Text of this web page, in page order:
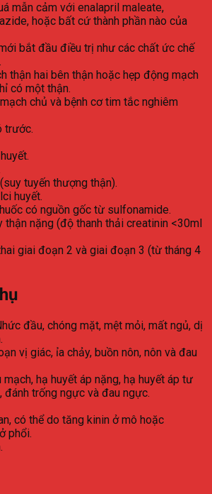
mẫn cảm với enalapril maleate,
hoặc bất cứ thành phần nào của
bắt đầu điều trị như các chất ức chế
thận hai bên thận hoặc hẹp động mạch
có một thận.
chủ và bệnh cơ tim tắc nghiêm
trước.
tuyến thượng thận).
huyết.
có nguồn gốc từ sulfonamide.
thận nặng (độ thanh thải creatinin <30ml
giai đoạn 2 và giai đoạn 3 (từ tháng 4
đầu, chóng mặt, mệt mỏi, mất ngủ, dị
vị giác, ỉa chảy, buồn nôn, nôn và đau
mạch, hạ huyết áp nặng, hạ huyết áp tư
đánh trống ngực và đau ngực.
có thể do tăng kinin ở mô hoặc
phổi.